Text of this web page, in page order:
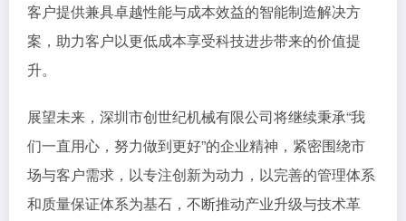
客户提供兼具卓越性能与成本效益的智能制造解决方
案，助力客户以更低成本享受科技进步带来的价值提
升。
展望未来，深圳市创世纪机械有限公司将继续秉承“我
们一直用心，努力做到更好”的企业精神，紧密围绕市
场与客户需求，以专注创新为动力，以完善的管理体系
和质量保证体系为基石，不断推动产业升级与技术革